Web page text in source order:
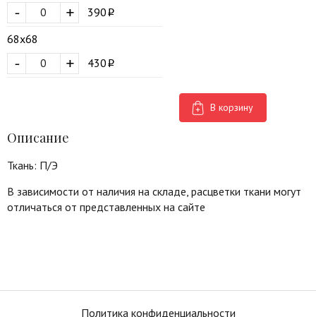
+
-
390
68х68
+
- 430
В корзину
Описание
Ткань: П/Э
В зависимости от наличия на складе, расцветки ткани могут
отличаться от представленных на сайте
Политика конфиденциальности